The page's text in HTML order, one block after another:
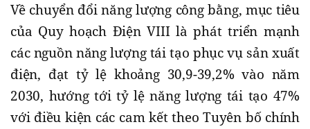
Về chuyển đổi năng lượng công bằng, mục tiêu
của Quy hoạch Điện VIII là phát triển mạnh
các nguồn năng lượng tái tạo phục vụ sản xuất
điện, đạt tỷ lệ khoảng 30,9-39,2% vào năm
2030, hướng tới tỷ lệ năng lượng tái tạo 47%
với điều kiện các cam kết theo Tuyên bố chính